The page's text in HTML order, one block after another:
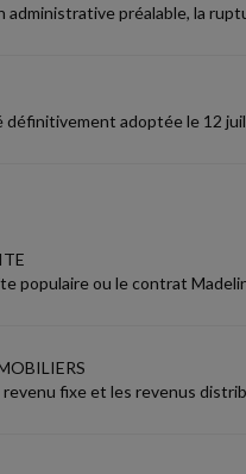
préalable, la
adoptée le 12
populaire ou le contrat
fixe et les revenus